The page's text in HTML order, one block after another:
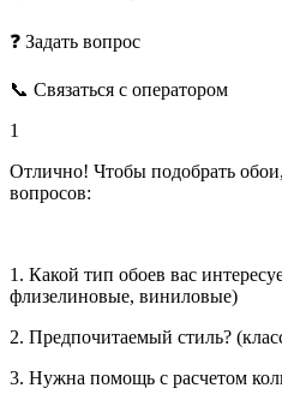
❓ Задать вопрос
📞 Связаться с оператором
1
Отлично! Чтобы подобрать обои,
вопросов:
1. Какой тип обоев вас
флизелиновые, виниловые)
2. Предпочитаемый стиль?
3. Нужна помощь с расчетом